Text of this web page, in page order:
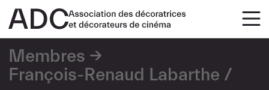
Membres
François-Renaud Labarthe